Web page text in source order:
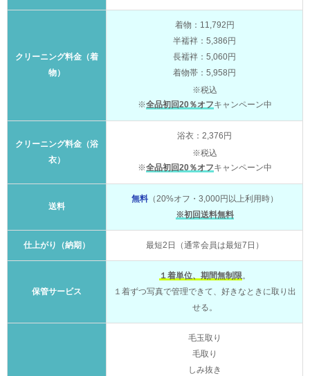
クリーニング料金（着
物）
着物：11,792円
半襦袢：5,386円
長襦袢：5,060円
着物帯：5,958円
※税込
※全品初回20％オフキャンペーン中
クリーニング料金（浴
衣）
浴衣：2,376円
※税込
※全品初回20％オフキャンペーン中
送料
無料（20%オフ・3,000円以上利用時）
※初回送料無料
仕上がり（納期） 最短2日（通常会員は最短7日）
保管サービス
１着単位、期間無制限。
１着ずつ写真で管理できて、好きなときに取り出
せる。
毛玉取り
毛取り
しみ抜き